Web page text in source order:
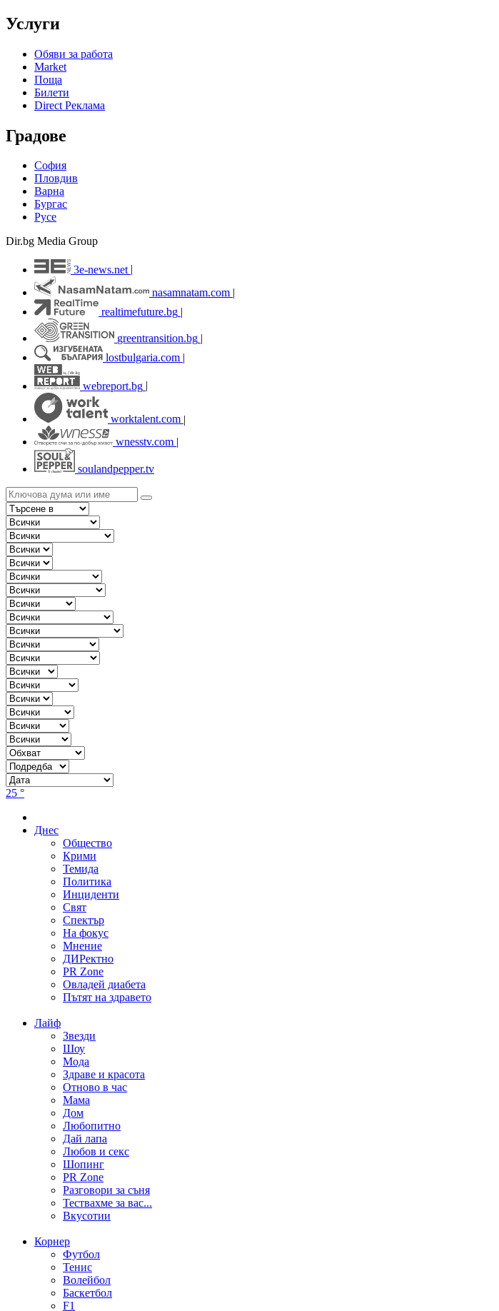
Услуги
Обяви за работа
Market
Поща
Билети
Direct Реклама
Градове
София
Пловдив
Варна
Бургас
Русе
Dir.bg Media Group
3e-news.net
nasamnatam.com |
realtimefuture.bg |
greentransition.bg |
lostbulgaria.com |
webreport.bg
worktalent.com |
wnesstv.com |
soulandpepper.tv
25 °
Днес
Общество
Крими
Темида
Политика
Инциденти
Свят
Спектър
На фокус
Мнение
ДИРектно
PR Zone
Овладей диабета
Пътят на здравето
Лайф
Звезди
Шоу
Мода
Здраве и красота
Отново в час
Мама
Дом
Любопитно
Дай лапа
Любов и секс
Шопинг
PR Zone
Разговори за съня
Тествахме за вас...
Вкусотии
Корнер
Футбол
Тенис
Волейбол
Баскетбол
F1